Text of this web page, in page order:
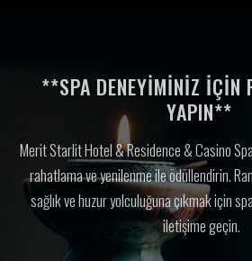
**SPA DENEYIMINIZ IÇIN
YAPIN**
Merit Starlit Hotel & Residence & Casino
rahatlama ve yenilenme ile ödüllendirin.
sağlık ve huzur yolculuğuna çıkmak için
iletişime geçin.